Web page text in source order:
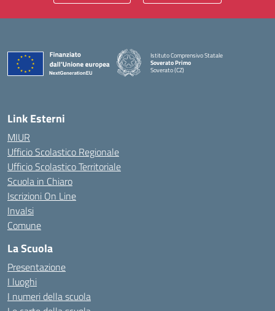
Istituto Comprensivo Statale
Soverato Primo
Soverato (CZ)
Link Esterni
MIUR
Ufficio Scolastico Regionale
Ufficio Scolastico Territoriale
Scuola in Chiaro
Iscrizioni On Line
Invalsi
Comune
La Scuola
Presentazione
I luoghi
I numeri della scuola